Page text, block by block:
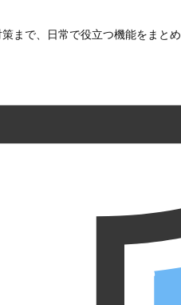
まで、日常で役立つ機能をまと